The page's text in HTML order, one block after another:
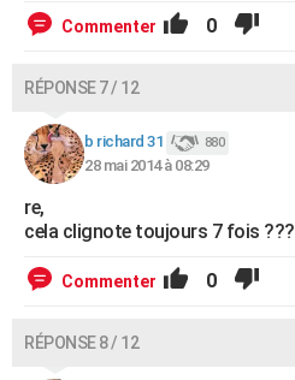
Commenter 0
RÉPONSE 7 / 12
b richard 31 880
28 mai 2014 à 08:29
re,
cela clignote toujours 7 fois ???
Commenter 0
RÉPONSE 8 / 12